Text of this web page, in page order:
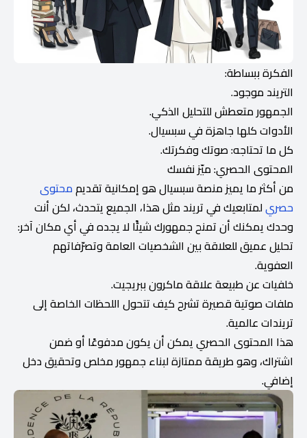
الفكرة ببساطة:
التريند موجود.
الجمهور متعطش للتحليل الذكي.
الأدوات كلها جاهزة في سبسيال.
كل ما تحتاجه: صوتك وفكرتك.
المحتوى الحصري: ميّز نفسك
من أكثر ما يميز منصة سبسيال هو إمكانية تقديممحتوى
حصريلمتابعيك في تريند مثل هذا، الجميع يتحدث، لكن أنت
وحدك يمكنك أن تمنح جمهورك شيئًا لا يجده في أي مكان آخر:
تحليل عميق للعلاقة بين الشخصيات العامة وتصرّفاتهم
العفوية.
خلفيات عن طبيعة علاقة ماكرون ببريجيت.
ملفات صوتية قصيرة تشرح كيف تتحول اللحظات الخاصة إلى
تريندات عالمية.
هذا المحتوى الحصري يمكن أن يكون مدفوعًا أو ضمن
اشتراك، وهو طريقة ممتازة لبناء جمهور مخلص وتحقيق دخل
إضافي.